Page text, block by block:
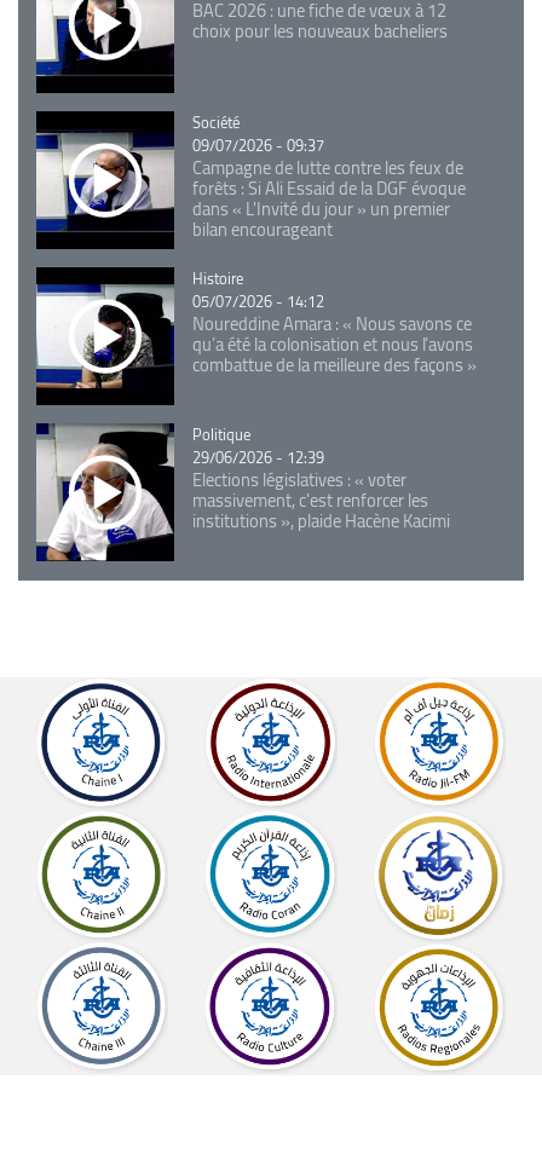
BAC 2026 : une fiche de vœux à 12
choix pour les nouveaux bacheliers
Catégorie
Société
09/07/2026 - 09:37
Campagne de lutte contre les feux de
forêts : Si Ali Essaid de la DGF évoque
dans « L'Invité du jour » un premier
bilan encourageant
Catégorie
Histoire
05/07/2026 - 14:12
Noureddine Amara : « Nous savons ce
qu’a été la colonisation et nous l’avons
combattue de la meilleure des façons »
Catégorie
Politique
29/06/2026 - 12:39
Elections législatives : « voter
massivement, c'est renforcer les
institutions », plaide Hacène Kacimi